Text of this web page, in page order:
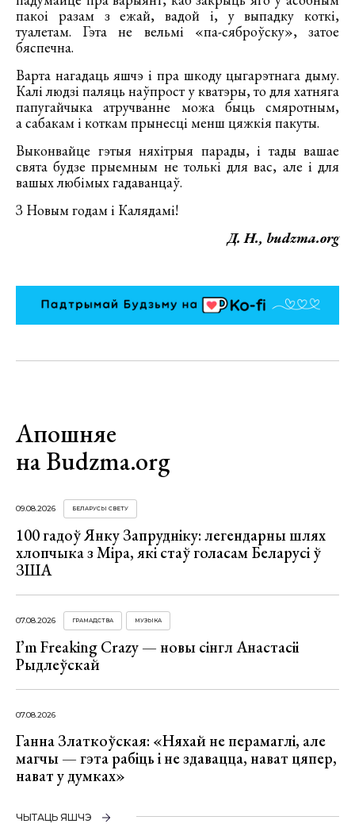
пакоі разам з ежай, вадой і, у выпадку коткі,
туалетам. Гэта не вельмі «па-сяброўску», затое
бяспечна.
Варта нагадаць яшчэ і пра шкоду цыгарэтнага дыму.
Калі людзі паляць наўпрост у кватэры, то для хатняга
папугайчыка атручванне можа быць смяротным,
а сабакам і коткам прынесці менш цяжкія пакуты.
Выконвайце гэтыя няхітрыя парады, і тады вашае
свята будзе прыемным не толькі для вас, але і для
вашых любімых гадаванцаў.
З Новым годам і Калядамі!
Д. Н., budzma.org
Апошняе
на Budzma.org
09.08.2026 БЕЛАРУСЫ СВЕТУ
100 гадоў Янку Запрудніку: легендарны шлях
хлопчыка з Міра, які стаў голасам Беларусі ў
ЗША
07.08.2026 ГРАМАДСТВА МУЗЫКА
I’m Freaking Crazy — новы сінгл Анастасіі
Рыдлеўскай
07.08.2026
Ганна Златкоўская: «Няхай не перамаглі, але
магчы — гэта рабіць і не здавацца, нават цяпер,
нават у думках»
ЧЫТАЦЬ ЯШЧЭ